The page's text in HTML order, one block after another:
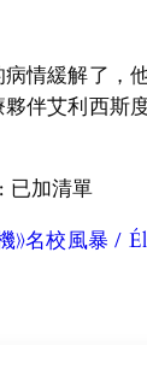
情緩解了，
伴艾利西斯
已加清單
》名校風暴 /